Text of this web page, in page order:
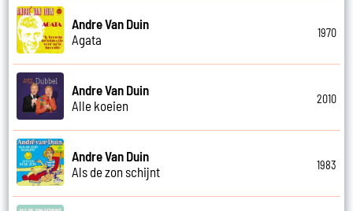
Andre Van Duin
Agata
1970
Andre Van Duin
Alle koeien
2010
Andre Van Duin
Als de zon schijnt
1983